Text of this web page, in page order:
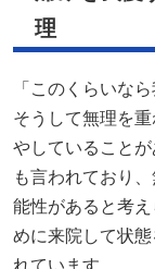
理
「このくらいな
そうして無理を
やしていること
も言われており
能性があると考
めに来院して状
れています。